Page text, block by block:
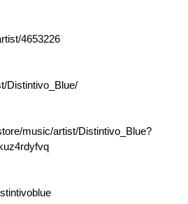
4653226
Distintivo_Blue/
music/artist/Distintivo_Blue?